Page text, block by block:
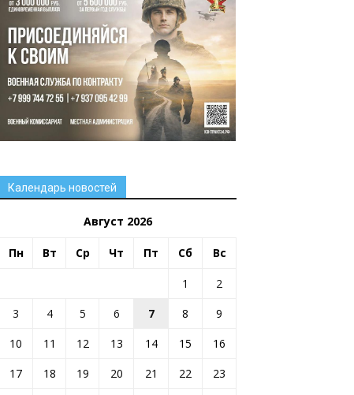
Календарь новостей
Август 2026
Пн Вт Ср Чт Пт Сб Вс
1
2
3
4 5 6 7 8
9
10
11 12 13 14 15
16
17
18 19 20 21 22
23